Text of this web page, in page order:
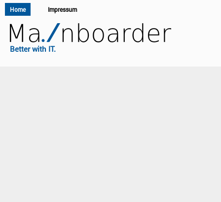
Home Impressum
Better with IT.